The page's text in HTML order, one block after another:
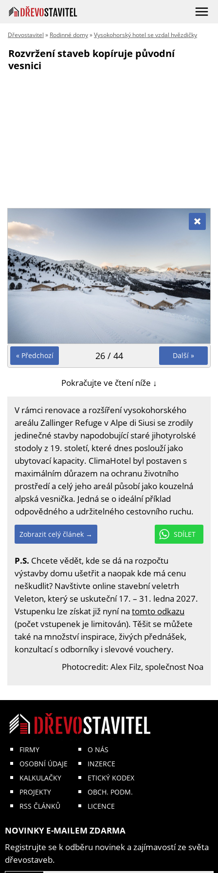
Dřevostavitel » Rodinné domy»Vysokohorský hotel se vzdal hvězdičky
Rozvržení staveb kopíruje původní
vesnici
« Předchozí Další »
26 / 44
Pokračujte ve čtení níže ↓
V rámci renovace a rozšíření vysokohorského
areálu Zallinger Refuge v Alpe di Siusi se zrodily
jedinečné stavby napodobující staré jihotyrolské
stodoly z 19. století, které dnes poslouží jako
ubytovací kapacity. ClimaHotel byl postaven s
maximálním důrazem na ochranu životního
prostředí a celý jeho areál působí jako kouzelná
alpská vesnička. Jedná se o ideální příklad
odpovědného a udržitelného cestovního ruchu.
SDÍLET
Zobrazit celý článek →
P.S. Chcete vědět, kde se dá na rozpočtu
výstavby domu ušetřit a naopak kde má cenu
neškudlit? Navštivte online stavební veletrh
Veleton, který se uskuteční 17. – 31. ledna 2027.
Vstupenku lze získat již nyní na tomto odkazu
(počet vstupenek je limitován). Těšit se můžete
také na množství inspirace, živých přednášek,
konzultací s odborníky i slevové vouchery.
Photocredit: Alex Filz, společnost Noa
FIRMY
OSOBNÍ ÚDAJE
KALKULAČKY
PROJEKTY
RSS ČLÁNKŮ
O NÁS
INZERCE
ETICKÝ KODEX
OBCH. PODM.
LICENCE
NOVINKY E-MAILEM ZDARMA
Registrujte se k odběru novinek a zajímavostí ze světa
dřevostaveb.